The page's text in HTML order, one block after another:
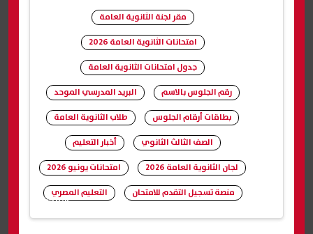
شارك
مقر لجنة الثانوية العامة
امتحانات الثانوية العامة 2026
جدول امتحانات الثانوية العامة
رقم الجلوس بالاسم
البريد المدرسي الموحد
بطاقات أرقام الجلوس
طلاب الثانوية العامة
الصف الثالث الثانوي
أخبار التعليم
لجان الثانوية العامة 2026
امتحانات يونيو 2026
منصة تسجيل التقدم للامتحان
التعليم المصري